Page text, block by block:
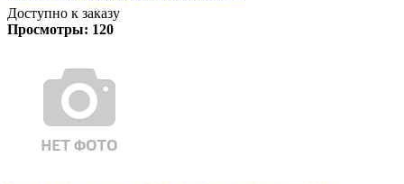
Доступно к заказу
Просмотры: 120